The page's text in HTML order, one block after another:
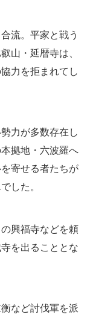
流。平家と戦う
山・延暦寺は、
力を拒まれてし
力が多数存在し
拠地・六波羅へ
寄せる者たちが
した。
興福寺などを頼
を出ることとな
など討伐軍を派